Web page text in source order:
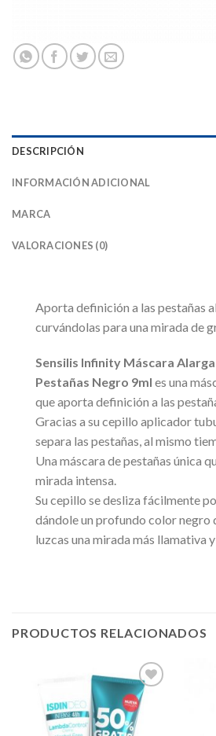
DESCRIPCIÓN
INFORMACIÓN ADICIONAL
MARCA
VALORACIONES (0)
Aporta definición a las pestañas
curvándolas para una mirada de
Sensilis Infinity Máscara
Pestañas Negro 9ml es una
que aporta definición a las
Gracias a su cepillo aplicador
separa las pestañas, al mismo
Una máscara de pestañas única
mirada intensa.
Su cepillo se desliza fácilmente
dándole un profundo color negro
luzcas una mirada más llamativa
PRODUCTOS RELACIONADOS
Añadir